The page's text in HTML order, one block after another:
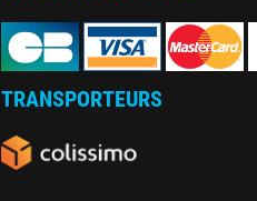
TRANSPORTEURS